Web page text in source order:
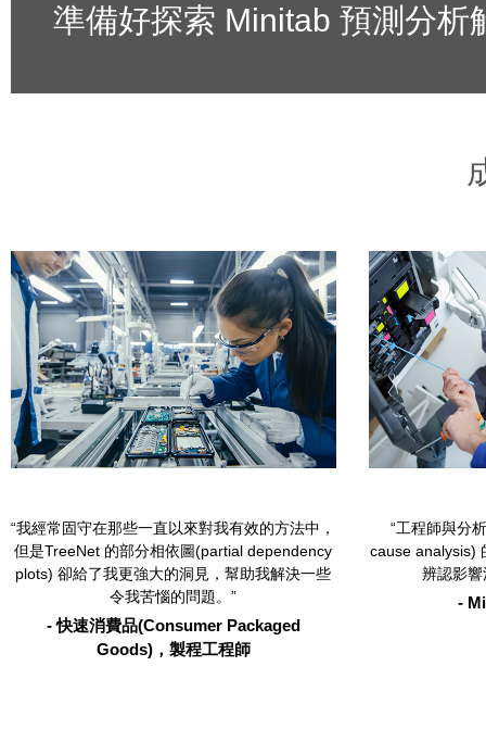
準備好探索 Minitab 預測分析
“我經常固守在那些一直以來對我有效的方法中，
但是TreeNet 的部分相依圖(partial dependency
plots) 卻給了我更強大的洞見，幫助我解決一些
令我苦惱的問題。”
- 快速消費品(Consumer Packaged
Goods)，製程工程師
“工程師與分
cause analysis)
辨認影
-